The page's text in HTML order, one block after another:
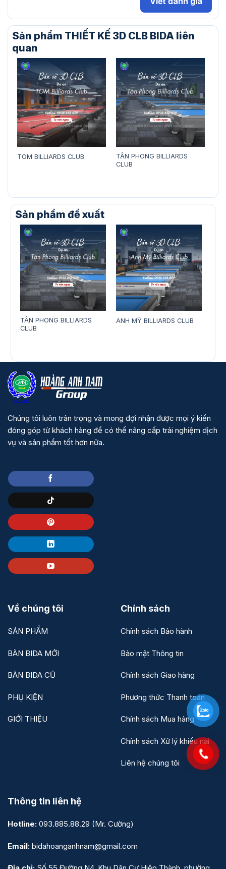
Sản phẩm THIẾT KẾ 3D CLB BIDA liên
quan
TOM BILLIARDS CLUB
TÂN PHONG BILLIARDS
CLUB
Sản phẩm đề xuất
TÂN PHONG BILLIARDS
CLUB
ANH MỸ BILLIARDS CLUB
Chúng tôi luôn trân trọng và mong đợi nhận được mọi ý kiến
đóng góp từ khách hàng để có thể nâng cấp trải nghiệm dịch
vụ và sản phẩm tốt hơn nữa.
Về chúng tôi
SẢN PHẨM
BÀN BIDA MỚI
BÀN BIDA CŨ
PHỤ KIỆN
GIỚI THIỆU
Chính sách
Chính sách Bảo hành
Bảo mật Thông tin
Chính sách Giao hàng
Phương thức Thanh toán
Chính sách Mua hàng
Chính sách Xử lý khiếu nại
Liên hệ chúng tôi
Thông tin liên hệ
Hotline: 093.885.88.29 (Mr. Cường)
Email: bidahoanganhnam@gmail.com